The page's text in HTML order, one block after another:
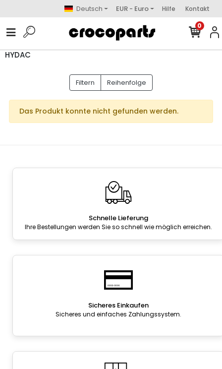
Deutsch EUR - Euro Hilfe Kontakt
0
HYDAC
Filtern Reihenfolge
Das Produkt konnte nicht gefunden werden.
Schnelle Lieferung
Ihre Bestellungen werden Sie so schnell wie möglich erreichen.
Sicheres Einkaufen
Sicheres und einfaches Zahlungssystem.